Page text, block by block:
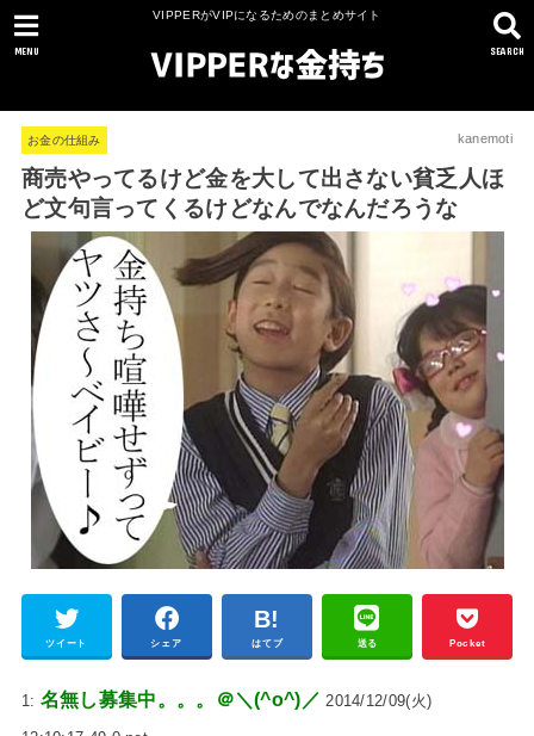
VIPPERがVIPになるためのまとめサイト
SEARCH
MENU
お金の仕組み kanemoti
商売やってるけど金を大して出さない貧乏人ほ
ど文句言ってくるけどなんでなんだろうな
ツイート シェア はてブ 送る Pocket
1: 名無し募集中。。。＠＼(^o^)／ 2014/12/09(火)